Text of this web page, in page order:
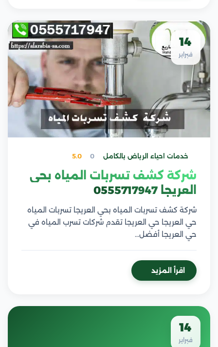
14
فبراير
خدمات احياء الرياض بالكامل 0
5.0
شركة كشف تسربات المياه بحي
العريجا 0555717947
شركة كشف تسربات المياه بحي العريجا تسربات المياه
حي العريجا حي العريجا تقدم شركات تسرب المياه في
حي العريجا أفضل…
اقرأ المزيد
14
فبراير